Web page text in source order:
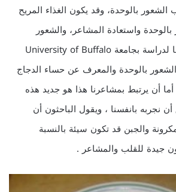
الشعور بالوحدة، وقد يكون الغذاء المريح
واستعادة المشاعر، والشعور
بالارتباط بالآخرين، وفقا لدراسة بجامعة University of Buffalo
بالوحدة والمعرف عن حساء الدجاج
أما أن يرتبط بمشاعرنا هذا هو جديد هذه
نجربه بانفسنا ، ويقول الباحثون أن
والجبن قد تكون سيئة بالنسبة
جيدة للقلب والمشاعر .